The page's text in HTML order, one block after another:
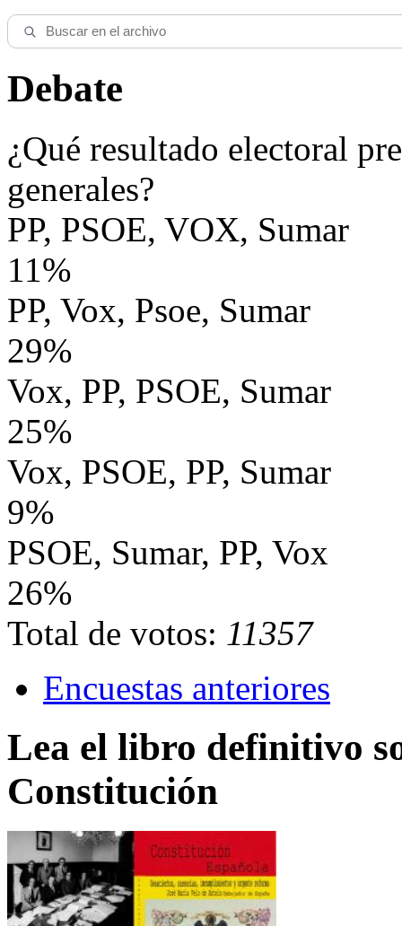
Debate
¿Qué resultado electoral
generales?
PP, PSOE, VOX, Sumar
11%
PP, Vox, Psoe, Sumar
29%
Vox, PP, PSOE, Sumar
25%
Vox, PSOE, PP, Sumar
9%
PSOE, Sumar, PP, Vox
26%
Total de votos: 11357
Encuestas anteriores
Lea el libro definitivo
Constitución